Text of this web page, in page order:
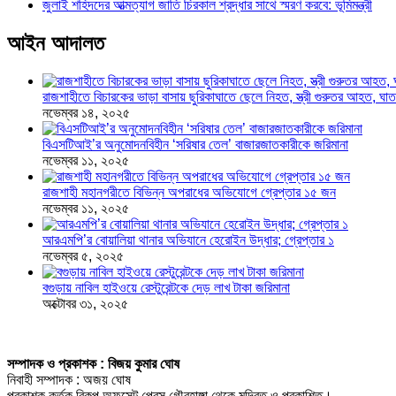
জুলাই শহিদদের আত্মত্যাগ জাতি চিরকাল শ্রদ্ধার সাথে স্মরণ করবে: ভূমিমন্ত্রী
আইন আদালত
রাজশাহীতে বিচারকের ভাড়া বাসায় ছুরিকাঘাতে ছেলে নিহত, স্ত্রী গুরুতর আহত,
নভেম্বর ১৪, ২০২৫
বিএসটিআই’র অনুমোদনবিহীন ‘সরিষার তেল’ বাজারজাতকারীকে জরিমানা
নভেম্বর ১১, ২০২৫
রাজশাহী মহানগরীতে বিভিন্ন অপরাধের অভিযোগে গ্রেপ্তার ১৫ জন
নভেম্বর ১১, ২০২৫
আরএমপি’র বোয়ালিয়া থানার অভিযানে হেরোইন উদ্ধার; গ্রেপ্তার ১
নভেম্বর ৫, ২০২৫
বগুড়ায় নাবিল হাইওয়ে রেস্টুরেন্টকে দেড় লাখ টাকা জরিমানা
অক্টোবর ৩১, ২০২৫
সম্পাদক ও প্রকাশক : বিজয় কুমার ঘোষ
নিবাহী সম্পাদক : অজয় ঘোষ